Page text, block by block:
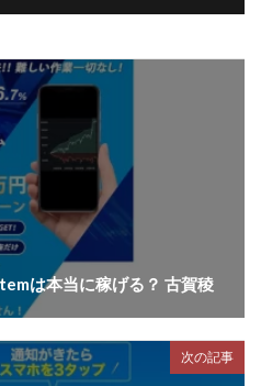
は本当に稼げる？ 古賀稜
次の記事